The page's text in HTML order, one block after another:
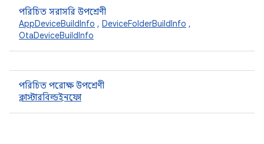
পরিচিত সরাসরি উপশ্রেণী
AppDeviceBuildInfo , DeviceFolderBuildInfo ,
OtaDeviceBuildInfo
পরিচিত পরোক্ষ উপশ্রেণী
ক্লাস্টারবিল্ডইনফো